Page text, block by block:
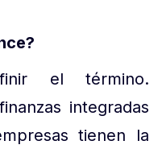
el término.
integradas
tienen la